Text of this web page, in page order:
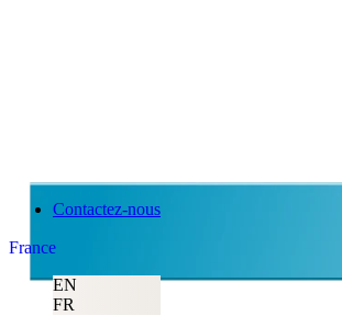
Contactez-nous
France
EN
FR